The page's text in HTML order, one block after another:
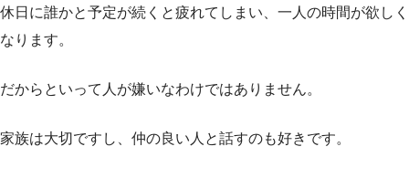
休日に誰かと予定が続くと疲れてしまい、一人の時間が欲しく
なります。
だからといって人が嫌いなわけではありません。
家族は大切ですし、仲の良い人と話すのも好きです。